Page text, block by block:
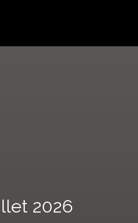
2026